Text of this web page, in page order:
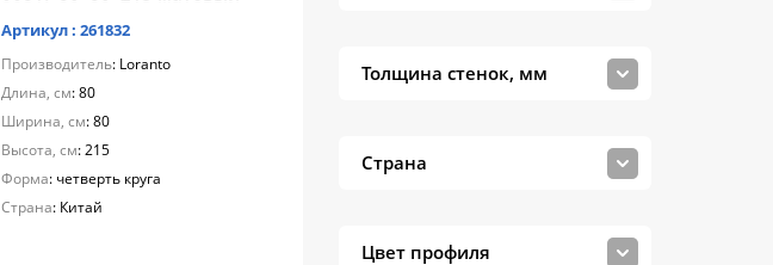
Толщина стенок, мм
Страна
Цвет профиля
Артикул : 261832
Производитель: Loranto
Длина, см: 80
Ширина, см: 80
Высота, см: 215
Форма: четверть круга
Страна: Китай